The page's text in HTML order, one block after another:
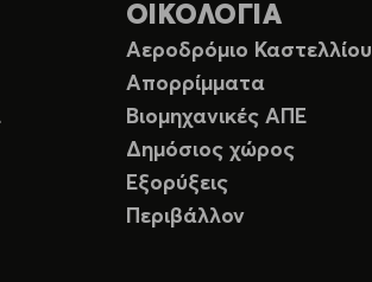
ΟΙΚΟΛΟΓΙΑ
Αεροδρόμιο Καστελλίου
Απορρίμματα
Βιομηχανικές ΑΠΕ
Δημόσιος χώρος
Εξορύξεις
Περιβάλλον